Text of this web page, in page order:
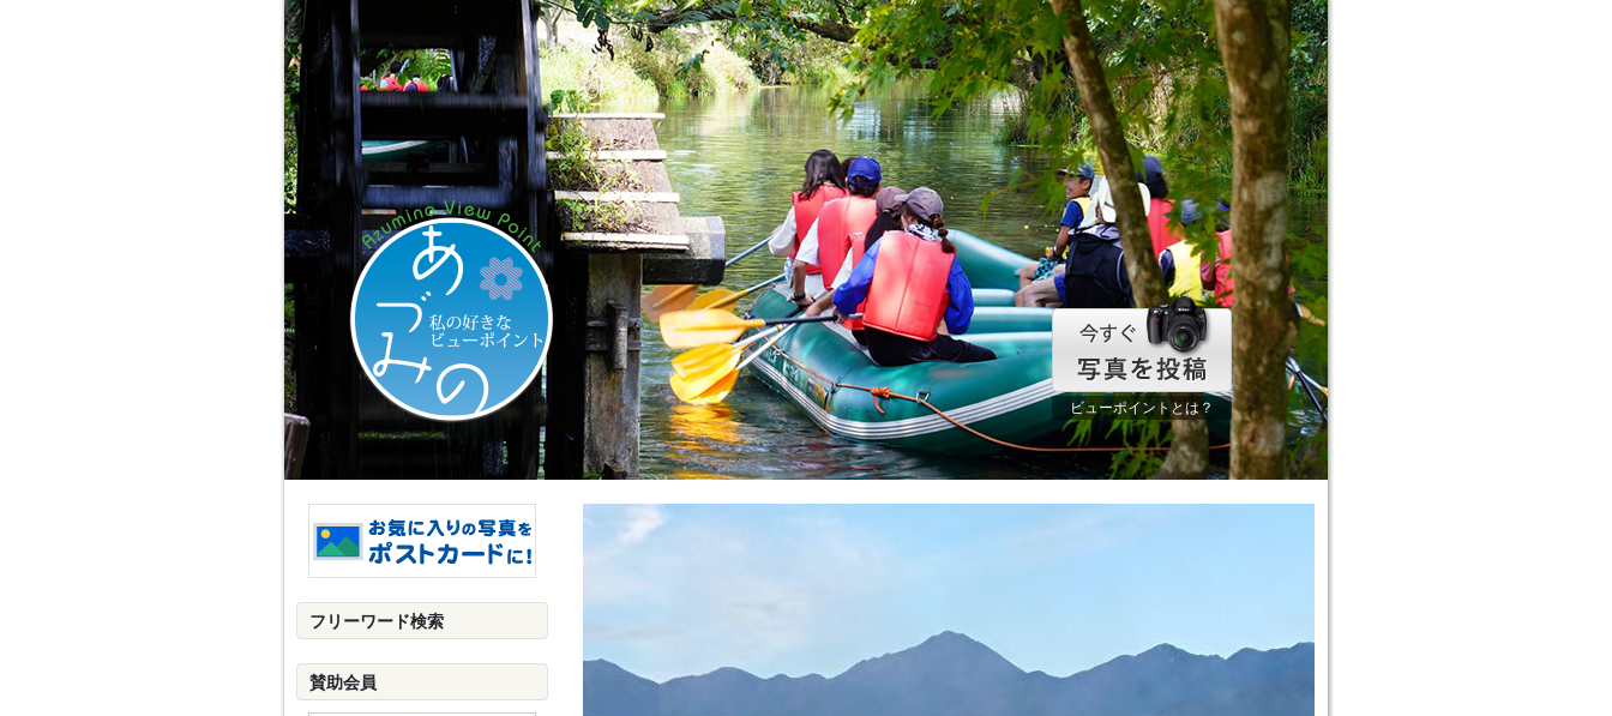
ビューポイントとは？
フリーワード検索
賛助会員